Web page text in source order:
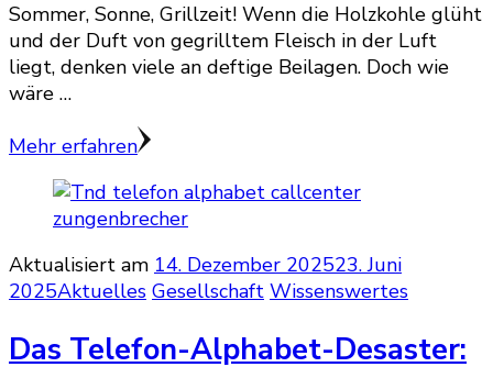
Sommer, Sonne, Grillzeit! Wenn die Holzkohle glüht
und der Duft von gegrilltem Fleisch in der Luft
liegt, denken viele an deftige Beilagen. Doch wie
wäre …
Mehr erfahren
Aktualisiert am 14. Dezember 202523. Juni
2025Aktuelles Gesellschaft Wissenswertes
Das Telefon-Alphabet-Desaster: